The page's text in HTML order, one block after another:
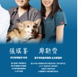
若發現惡意使用之情形，
度並採取法律行動。